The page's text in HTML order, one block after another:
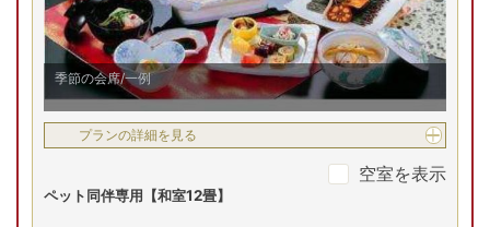
予約
季節の会席/一例
プランの詳細を見る
空室を表示
ペット同伴専用【和室12畳】